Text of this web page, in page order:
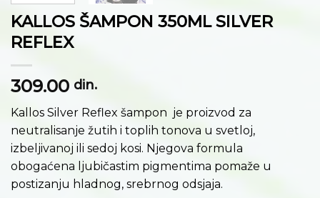
KALLOS ŠAMPON 350ML SILVER
REFLEX
309.00 din.
Kallos Silver Reflex šampon je proizvod za
neutralisanje žutih i toplih tonova u svetloj,
izbeljivanoj ili sedoj kosi. Njegova formula
obogaćena ljubičastim pigmentima pomaže u
postizanju hladnog, srebrnog odsjaja.